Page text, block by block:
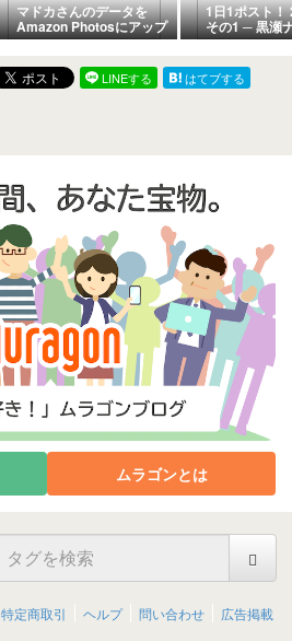
マドカさんのデータを
Amazon Photosにアップ
ロードしました！
1日1ポスト！
その1 ─ 黒瀬
2026.7.11 名
橋周辺 ─
LINEする
はてブする
ムラゴンとは
特定商取引 ヘルプ 問い合わせ 広告掲載